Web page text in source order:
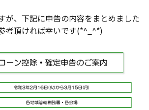
和暮-なごみ-
適性
が、下記に申告の内容をまとめました
考頂ければ幸いです(*^_^*)